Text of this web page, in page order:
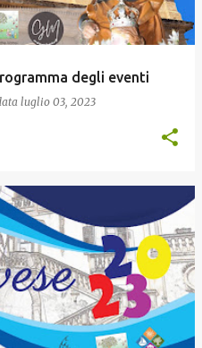
degli eventi
luglio 03, 2023